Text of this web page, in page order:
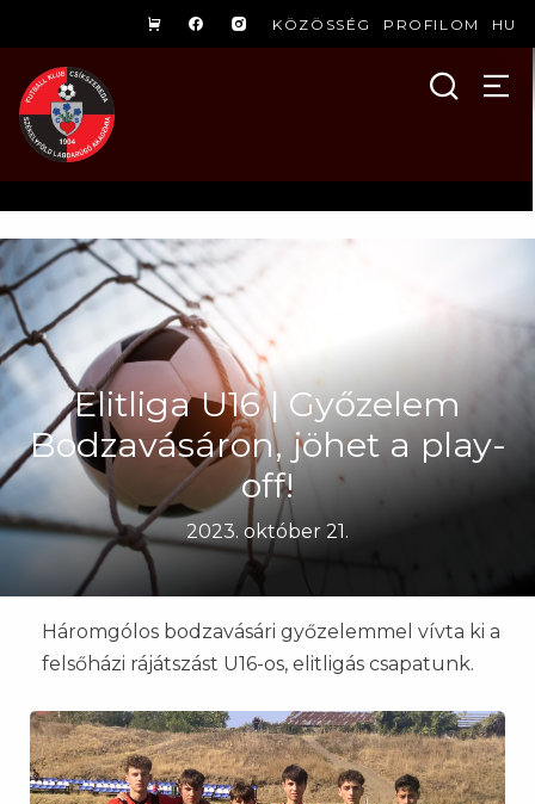
KÖZÖSSÉG PROFILOM HU
Elitliga U16 | Győzelem
Bodzavásáron, jöhet a play-
off!
2023. október 21.
Háromgólos bodzavásári győzelemmel vívta ki a
felsőházi rájátszást U16-os, elitligás csapatunk.